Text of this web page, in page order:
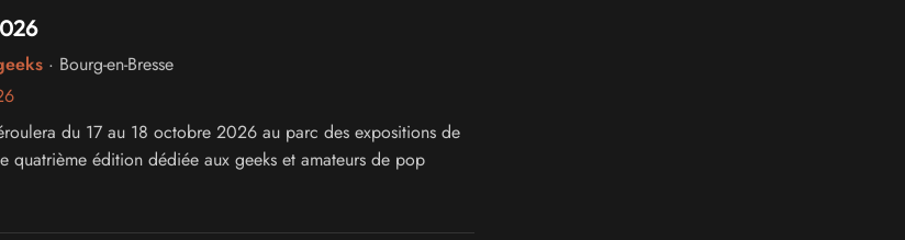
· Bourg-en-Bresse
du 17 au 18 octobre 2026 au parc des expositions de
quatrième édition dédiée aux geeks et amateurs de pop